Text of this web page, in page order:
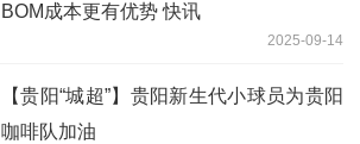
BOM成本更有优势 快讯
2025-09-14
【贵阳“城超”】贵阳新生代小球员为贵阳
咖啡队加油